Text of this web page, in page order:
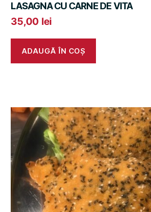
LASAGNA CU CARNE DE VITA
35,00 lei
ADAUGĂ ÎN COȘ